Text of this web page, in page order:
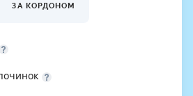
ЗА КОРДОНОМ